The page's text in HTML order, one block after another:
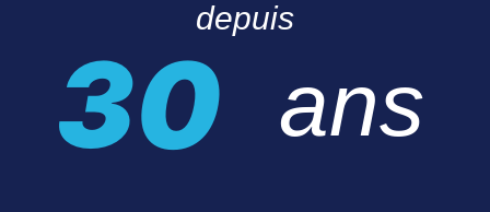
depuis
ans
30